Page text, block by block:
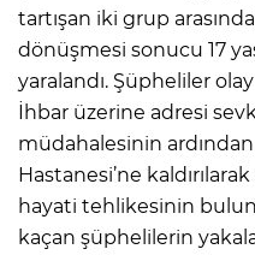
tartışan iki grup
dönüşmesi sonucu 17
yaralandı. Şüpheliler
İhbar üzerine adresi
müdahalesinin
Hastanesi’ne kaldırılarak
hayati tehlikesinin
kaçan şüphelilerin